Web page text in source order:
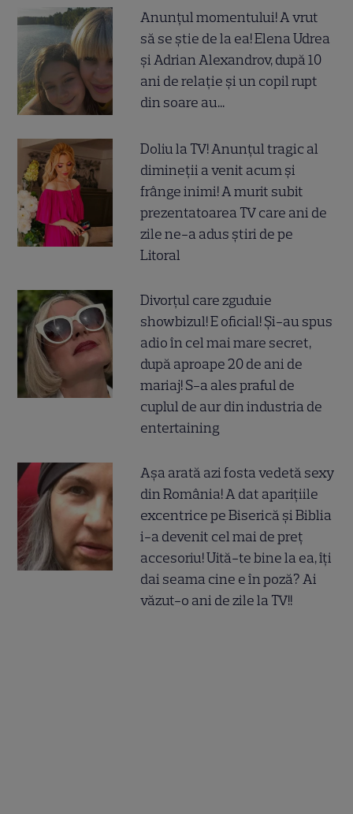
Anunțul momentului! A vrut
să se știe de la ea! Elena Udrea
și Adrian Alexandrov, după 10
ani de relație și un copil rupt
din soare au...
Doliu la TV! Anunțul tragic al
dimineții a venit acum și
frânge inimi! A murit subit
prezentatoarea TV care ani de
zile ne-a adus știri de pe
Litoral
Divorțul care zguduie
showbizul! E oficial! Și-au spus
adio în cel mai mare secret,
după aproape 20 de ani de
mariaj! S-a ales praful de
cuplul de aur din industria de
entertaining
Așa arată azi fosta vedetă sexy
din România! A dat aparițiile
excentrice pe Biserică și Biblia
i-a devenit cel mai de preț
accesoriu! Uită-te bine la ea, îți
dai seama cine e în poză? Ai
văzut-o ani de zile la TV!!